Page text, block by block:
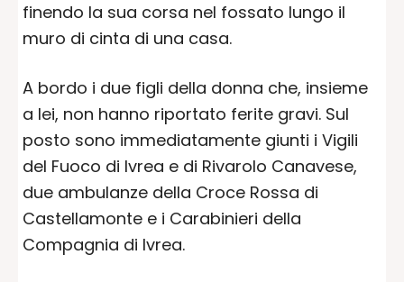
finendo la sua corsa nel fossato lungo il
muro di cinta di una casa.
A bordo i due figli della donna che, insieme
a lei, non hanno riportato ferite gravi. Sul
posto sono immediatamente giunti i Vigili
del Fuoco di Ivrea e di Rivarolo Canavese,
due ambulanze della Croce Rossa di
Castellamonte e i Carabinieri della
Compagnia di Ivrea.